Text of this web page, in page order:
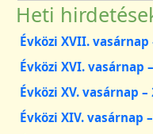
Heti
Évközi XVII.
Évközi XVI. vasárnap
Évközi XV. vasárnap
Évközi XIV. vasárnap